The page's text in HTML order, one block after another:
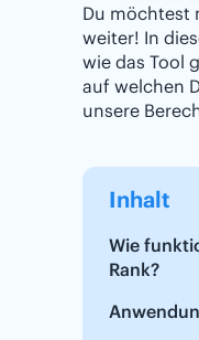
Du möchtest
weiter! In
wie das Tool
auf welchen
unsere
Inhalt
Wie
Rank?